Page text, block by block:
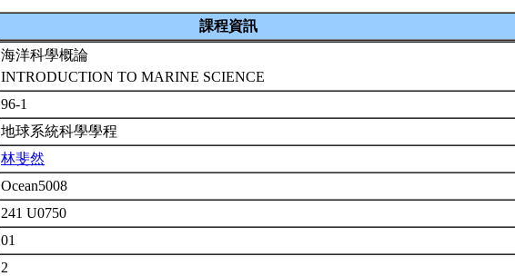
課程資訊
海洋科學概論
INTRODUCTION TO MARINE SCIENCE
96-1
地球系統科學學程
林斐然
Ocean5008
241 U0750
01
2